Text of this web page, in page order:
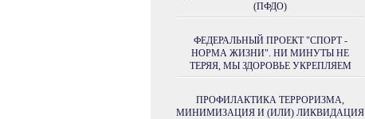
(ПФДО)
ФЕДЕРАЛЬНЫЙ ПРОЕКТ "СПОРТ -
НОРМА ЖИЗНИ". НИ МИНУТЫ НЕ
ТЕРЯЯ, МЫ ЗДОРОВЬЕ УКРЕПЛЯЕМ
ПРОФИЛАКТИКА ТЕРРОРИЗМА,
МИНИМИЗАЦИЯ И (ИЛИ) ЛИКВИДАЦИЯ